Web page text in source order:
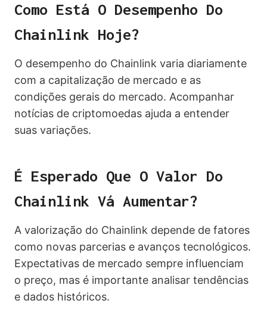
Como Está O Desempenho Do
Chainlink Hoje?
O desempenho do Chainlink varia diariamente
com a capitalização de mercado e as
condições gerais do mercado. Acompanhar
notícias de criptomoedas ajuda a entender
suas variações.
É Esperado Que O Valor Do
Chainlink Vá Aumentar?
A valorização do Chainlink depende de fatores
como novas parcerias e avanços tecnológicos.
Expectativas de mercado sempre influenciam
o preço, mas é importante analisar tendências
e dados históricos.